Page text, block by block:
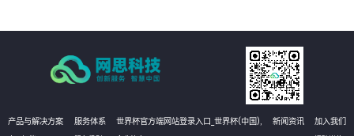
产品与解决方案 服务体系 世界杯官方端网站登录入口_世界杯(中国), 新闻资讯 加入我们